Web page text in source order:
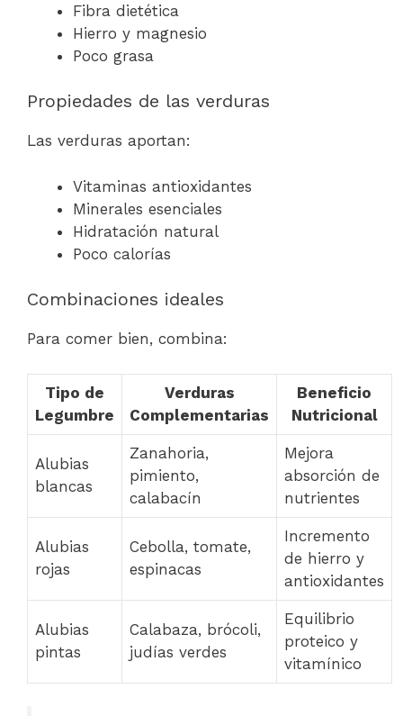
Fibra dietética
Hierro y magnesio
Poco grasa
Propiedades de las verduras
Las verduras aportan:
Vitaminas antioxidantes
Minerales esenciales
Hidratación natural
Poco calorías
Combinaciones ideales
Para comer bien, combina:
Tipo de
Legumbre
Verduras
Complementarias
Beneficio
Nutricional
Alubias
blancas
Zanahoria,
pimiento,
calabacín
Mejora
absorción de
nutrientes
Alubias
rojas
Cebolla, tomate,
espinacas
Incremento
de hierro y
antioxidantes
Alubias
pintas
Calabaza, brócoli,
judías verdes
Equilibrio
proteico y
vitamínico